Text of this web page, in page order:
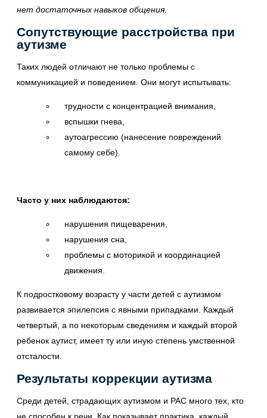
нет достаточных навыков общения.
Сопутствующие расстройства при
аутизме
Таких людей отличают не только проблемы с
коммуникацией и поведением. Они могут испытывать:
трудности с концентрацией внимания,
вспышки гнева,
аутоагрессию (нанесение повреждений
самому себе).
Часто у них наблюдаются:
нарушения пищеварения,
нарушения сна,
проблемы с моторикой и координацией
движения.
К подростковому возрасту у части детей с аутизмом
развивается эпилепсия с явными припадками. Каждый
четвертый, а по некоторым сведениям и каждый второй
ребенок аутист, имеет ту или иную степень умственной
отсталости.
Результаты коррекции аутизма
Среди детей, страдающих аутизмом и РАС много тех, кто